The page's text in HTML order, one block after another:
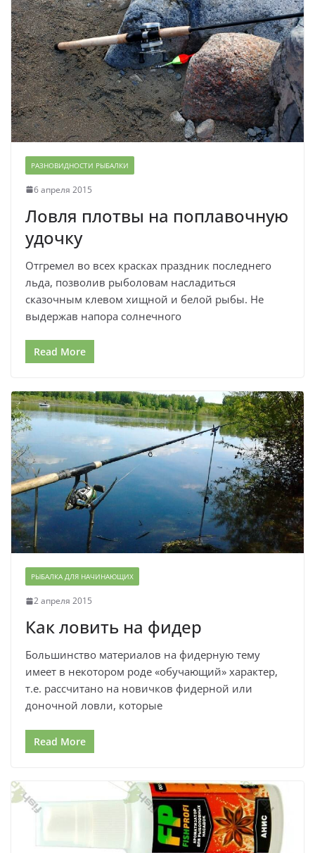
РАЗНОВИДНОСТИ РЫБАЛКИ
6 апреля 2015
Ловля плотвы на поплавочную
удочку
Отгремел во всех красках праздник последнего
льда, позволив рыболовам насладиться
сказочным клевом хищной и белой рыбы. Не
выдержав напора солнечного
Read More
РЫБАЛКА ДЛЯ НАЧИНАЮЩИХ
2 апреля 2015
Как ловить на фидер
Большинство материалов на фидерную тему
имеет в некотором роде «обучающий» характер,
т.е. рассчитано на новичков фидерной или
доночной ловли, которые
Read More